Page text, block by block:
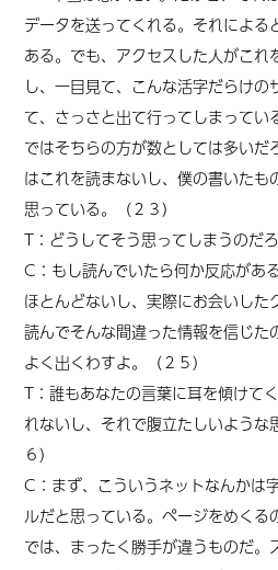
データを送ってくれる。それによ
ある。でも、アクセスした人がこれ
し、一目見て、こんな活字だらけの
て、さっさと出て行ってしまってい
ではそちらの方が数としては多いだ
はこれを読まないし、僕の書いたも
思っている。（２３）
T：どうしてそう思ってしまうのだろ
C：もし読んでいたら何か反応があ
ほとんどないし、実際にお会いした
読んでそんな間違った情報を信じた
よく出くわすよ。（２５）
T：誰もあなたの言葉に耳を傾けて
れないし、それで腹立たしいような
６）
C：まず、こういうネットなんかは
ルだと思っている。ページをめくる
では、まったく勝手が違うものだ